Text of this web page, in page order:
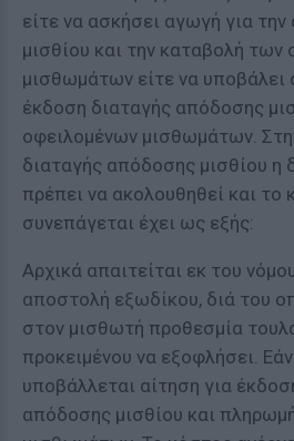
είτε να ασκήσει αγωγή για
μισθίου και την καταβολή των
μισθωμάτων είτε να υποβάλει
έκδοση διαταγής απόδοσης
οφειλομένων μισθωμάτων.
διαταγής απόδοσης μισθίου η
πρέπει να ακολουθηθεί και το
συνεπάγεται έχει ως εξής:
Αρχικά απαιτείται εκ του
αποστολή εξωδίκου, διά του
στον μισθωτή προθεσμία
προκειμένου να εξοφλήσει.
υποβάλλεται αίτηση για
απόδοσης μισθίου και